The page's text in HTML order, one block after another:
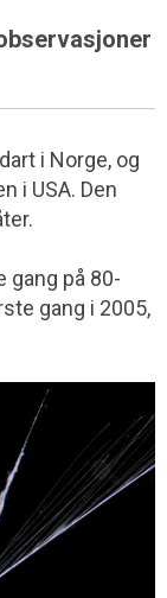
i Norge, og
i USA. Den
gang på 80-
gang i 2005,